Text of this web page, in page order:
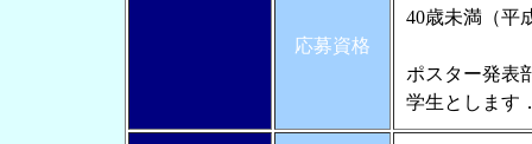
応募資格
40歳未満（平
ポスター発表
学生とします